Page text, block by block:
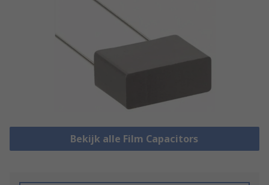
Bekijk alle Film Capacitors